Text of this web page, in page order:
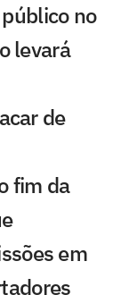
no
levará
de
fim da
em